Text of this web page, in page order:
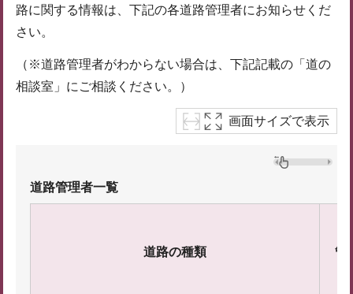
路に関する情報は、下記の各道路管理者にお知らせくだ
さい。
（※道路管理者がわからない場合は、下記記載の「道の
相談室」にご相談ください。）
画面サイズで表示
道路管理者一覧
道路の種類 管